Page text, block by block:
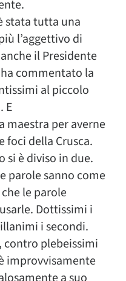
stata tutta una
l’aggettivo di
il Presidente
commentato la
al piccolo
E
maestra per averne
della Crusca.
si è diviso in due.
parole sanno come
le parole
Dottissimi i
i secondi.
contro plebeissimi
improvvisamente